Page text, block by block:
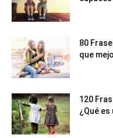
80
que
120
¿Qué es